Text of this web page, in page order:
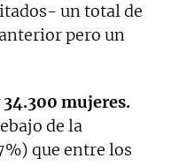
un total de
pero un
34.300 mujeres.
de la
que entre los